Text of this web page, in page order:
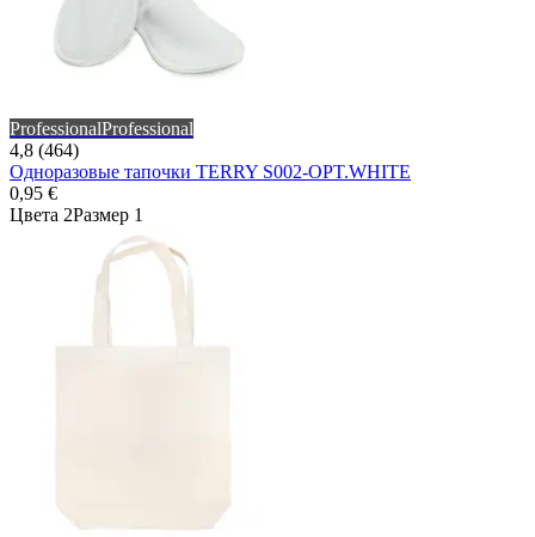
ProfessionalProfessional
4,8 (464)
Одноразовые тапочки TERRY S002-OPT.WHITE
0,95 €
Цвета 2Размер 1